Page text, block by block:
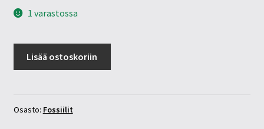
1 varastossa
määrä
Lisää ostoskoriin
Osasto: Fossiilit